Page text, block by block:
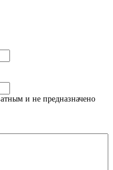
и не предназначено